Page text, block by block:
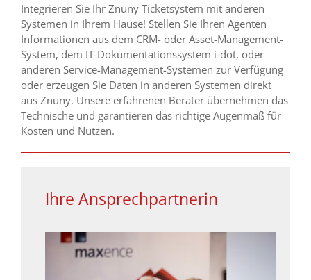
Integrieren Sie Ihr Znuny Ticketsystem mit anderen
Systemen in Ihrem Hause! Stellen Sie Ihren Agenten
Informationen aus dem CRM- oder Asset-Management-
System, dem IT-Dokumentationssystem i-dot, oder
anderen Service-Management-Systemen zur Verfügung
oder erzeugen Sie Daten in anderen Systemen direkt
aus Znuny. Unsere erfahrenen Berater übernehmen das
Technische und garantieren das richtige Augenmaß für
Kosten und Nutzen.
Ihre Ansprechpartnerin